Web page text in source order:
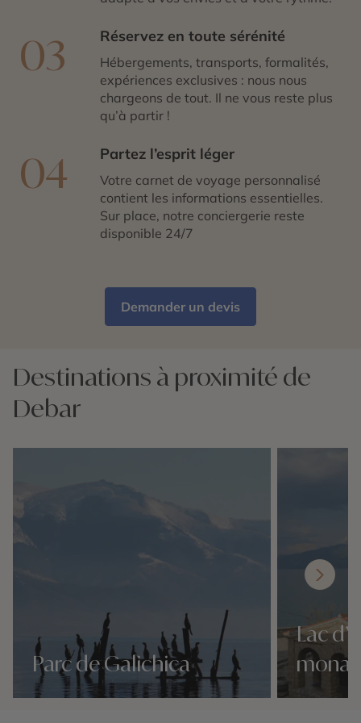
03 Réservez en toute sérénité
Hébergements, transports, formalités,
expériences exclusives : nous nous
chargeons de tout. Il ne vous reste plus
qu’à partir !
04 Partez l’esprit léger
Votre carnet de voyage personnalisé
contient les informations essentielles.
Sur place, notre conciergerie reste
disponible 24/7
Demander un devis
Destinations à proximité de
Debar
Parc de Galichica
Lac